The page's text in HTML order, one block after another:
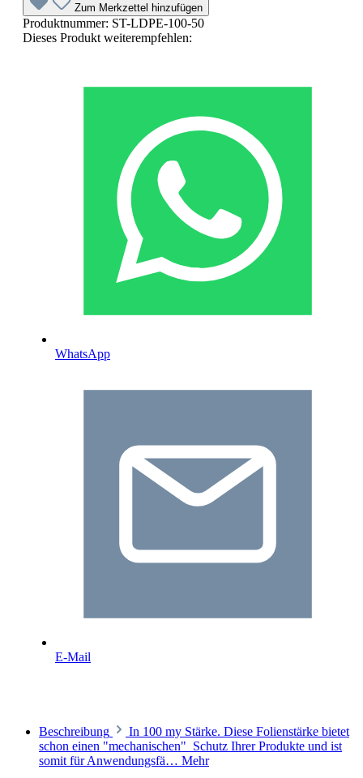
Zum Merkzettel hinzufügen
Produktnummer: ST-LDPE-100-50
Dieses Produkt weiterempfehlen:
WhatsApp
E-Mail
Beschreibung
In 100 my Stärke. Diese Folienstärke bietet
schon einen "mechanischen" Schutz Ihrer Produkte und ist
somit für Anwendungsfä… Mehr